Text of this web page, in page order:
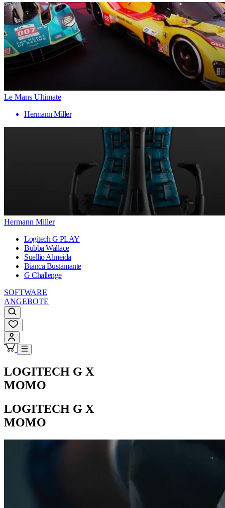
Le Mans Ultimate
Hermann Miller
Hermann Miller
Logitech G PLAY
Bubba Wallace
Suellio Almeida
Bianca Bustamante
G Challenge
SOFTWARE
ANGEBOTE
LOGITECH G X
MOMO
LOGITECH G X
MOMO